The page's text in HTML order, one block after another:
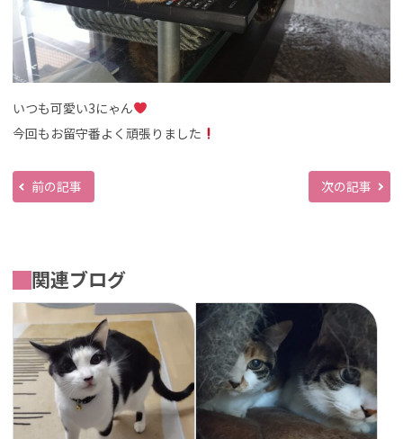
いつも可愛い3にゃん
今回もお留守番よく頑張りました
前の記事 次の記事
関連ブログ